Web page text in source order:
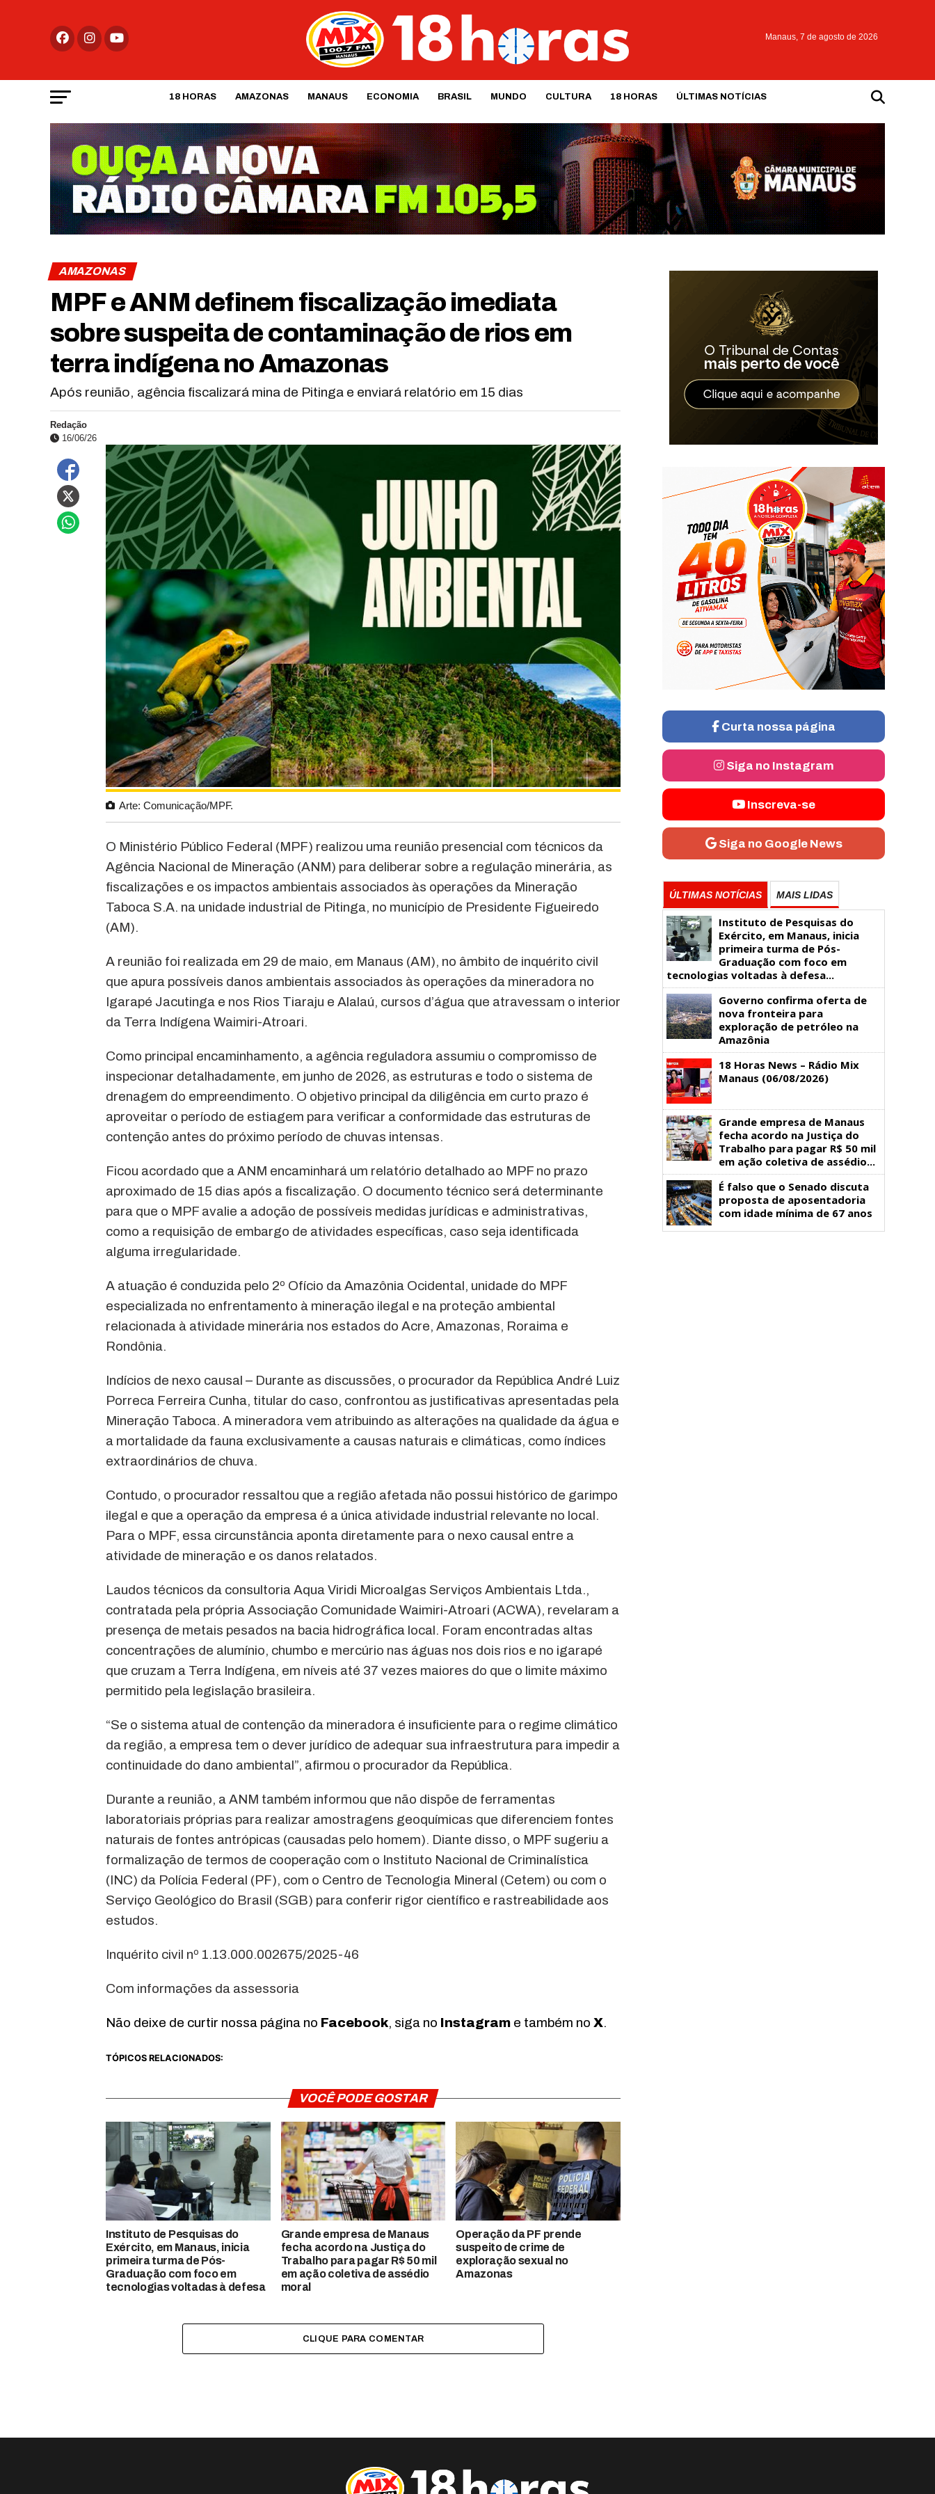
Manaus, 7 de agosto de 2026
18 HORAS AMAZONAS MANAUS ECONOMIA BRASIL MUNDO CULTURA 18 HORAS ÚLTIMAS NOTÍCIAS
AMAZONAS
MPF e ANM definem fiscalização imediata
sobre suspeita de contaminação de rios em
terra indígena no Amazonas
Após reunião, agência fiscalizará mina de Pitinga e enviará relatório em 15 dias
Redação
16/06/26
Arte: Comunicação/MPF.
O Ministério Público Federal (MPF) realizou uma reunião presencial com técnicos da
Agência Nacional de Mineração (ANM) para deliberar sobre a regulação minerária, as
fiscalizações e os impactos ambientais associados às operações da Mineração
Taboca S.A. na unidade industrial de Pitinga, no município de Presidente Figueiredo
(AM).
A reunião foi realizada em 29 de maio, em Manaus (AM), no âmbito de inquérito civil
que apura possíveis danos ambientais associados às operações da mineradora no
Igarapé Jacutinga e nos Rios Tiaraju e Alalaú, cursos d’água que atravessam o interior
da Terra Indígena Waimiri-Atroari.
Como principal encaminhamento, a agência reguladora assumiu o compromisso de
inspecionar detalhadamente, em junho de 2026, as estruturas e todo o sistema de
drenagem do empreendimento. O objetivo principal da diligência em curto prazo é
aproveitar o período de estiagem para verificar a conformidade das estruturas de
contenção antes do próximo período de chuvas intensas.
Ficou acordado que a ANM encaminhará um relatório detalhado ao MPF no prazo
aproximado de 15 dias após a fiscalização. O documento técnico será determinante
para que o MPF avalie a adoção de possíveis medidas jurídicas e administrativas,
como a requisição de embargo de atividades específicas, caso seja identificada
alguma irregularidade.
A atuação é conduzida pelo 2º Ofício da Amazônia Ocidental, unidade do MPF
especializada no enfrentamento à mineração ilegal e na proteção ambiental
relacionada à atividade minerária nos estados do Acre, Amazonas, Roraima e
Rondônia.
Indícios de nexo causal – Durante as discussões, o procurador da República André Luiz
Porreca Ferreira Cunha, titular do caso, confrontou as justificativas apresentadas pela
Mineração Taboca. A mineradora vem atribuindo as alterações na qualidade da água e
a mortalidade da fauna exclusivamente a causas naturais e climáticas, como índices
extraordinários de chuva.
Contudo, o procurador ressaltou que a região afetada não possui histórico de garimpo
ilegal e que a operação da empresa é a única atividade industrial relevante no local.
Para o MPF, essa circunstância aponta diretamente para o nexo causal entre a
atividade de mineração e os danos relatados.
Laudos técnicos da consultoria Aqua Viridi Microalgas Serviços Ambientais Ltda.,
contratada pela própria Associação Comunidade Waimiri-Atroari (ACWA), revelaram a
presença de metais pesados na bacia hidrográfica local. Foram encontradas altas
concentrações de alumínio, chumbo e mercúrio nas águas nos dois rios e no igarapé
que cruzam a Terra Indígena, em níveis até 37 vezes maiores do que o limite máximo
permitido pela legislação brasileira.
“Se o sistema atual de contenção da mineradora é insuficiente para o regime climático
da região, a empresa tem o dever jurídico de adequar sua infraestrutura para impedir a
continuidade do dano ambiental”, afirmou o procurador da República.
Durante a reunião, a ANM também informou que não dispõe de ferramentas
laboratoriais próprias para realizar amostragens geoquímicas que diferenciem fontes
naturais de fontes antrópicas (causadas pelo homem). Diante disso, o MPF sugeriu a
formalização de termos de cooperação com o Instituto Nacional de Criminalística
(INC) da Polícia Federal (PF), com o Centro de Tecnologia Mineral (Cetem) ou com o
Serviço Geológico do Brasil (SGB) para conferir rigor científico e rastreabilidade aos
estudos.
Inquérito civil nº 1.13.000.002675/2025-46
Com informações da assessoria
Não deixe de curtir nossa página no Facebook, siga no Instagram e também no X.
TÓPICOS RELACIONADOS:
VOCÊ PODE GOSTAR
Instituto de Pesquisas do
Exército, em Manaus, inicia
primeira turma de Pós-
Graduação com foco em
tecnologias voltadas à defesa
Grande empresa de Manaus
fecha acordo na Justiça do
Trabalho para pagar R$ 50 mil
em ação coletiva de assédio
moral
Operação da PF prende
suspeito de crime de
exploração sexual no
Amazonas
CLIQUE PARA COMENTAR
Curta nossa página
Siga no Instagram
Inscreva-se
Siga no Google News
ÚLTIMAS NOTÍCIAS MAIS LIDAS
Instituto de Pesquisas do
Exército, em Manaus, inicia
primeira turma de Pós-
Graduação com foco em
tecnologias voltadas à defesa...
Governo confirma oferta de
nova fronteira para
exploração de petróleo na
Amazônia
18 Horas News​​​​​​​​​​​​ – Rádio Mix
Manaus (06/08/2026)
Grande empresa de Manaus
fecha acordo na Justiça do
Trabalho para pagar R$ 50 mil
em ação coletiva de assédio...
É falso que o Senado discuta
proposta de aposentadoria
com idade mínima de 67 anos